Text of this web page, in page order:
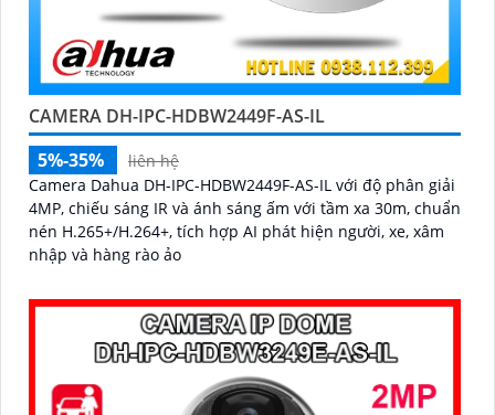
CAMERA DH-IPC-HDBW2449F-AS-IL
5%-35%
liên hệ
Camera Dahua DH-IPC-HDBW2449F-AS-IL với độ phân giải
4MP, chiếu sáng IR và ánh sáng ấm với tầm xa 30m, chuẩn
nén H.265+/H.264+, tích hợp AI phát hiện người, xe, xâm
nhập và hàng rào ảo